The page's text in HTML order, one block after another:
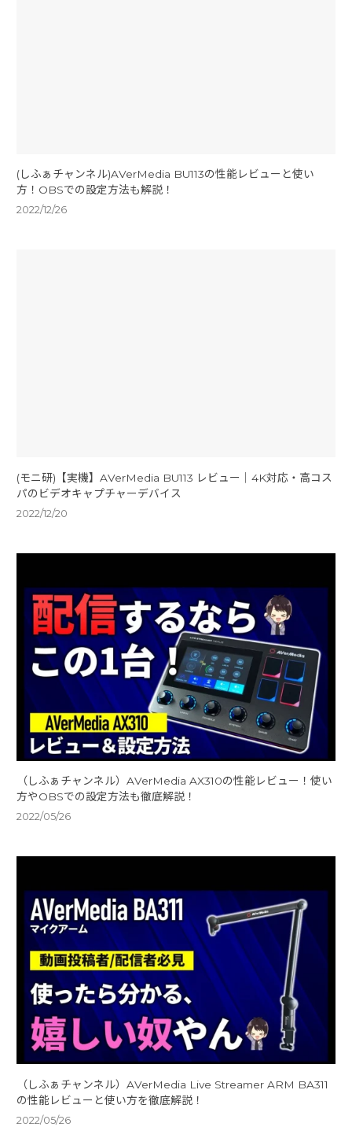
(しふぁチャンネル)AVerMedia BU113の性能レビューと使い
方！OBSでの設定方法も解説！
2022/12/26
(モニ研)【実機】AVerMedia BU113 レビュー｜4K対応・高コス
パのビデオキャプチャーデバイス
2022/12/20
（しふぁチャンネル）AVerMedia AX310の性能レビュー！使い
方やOBSでの設定方法も徹底解説！
2022/05/26
（しふぁチャンネル）AVerMedia Live Streamer ARM BA311
の性能レビューと使い方を徹底解説！
2022/05/26